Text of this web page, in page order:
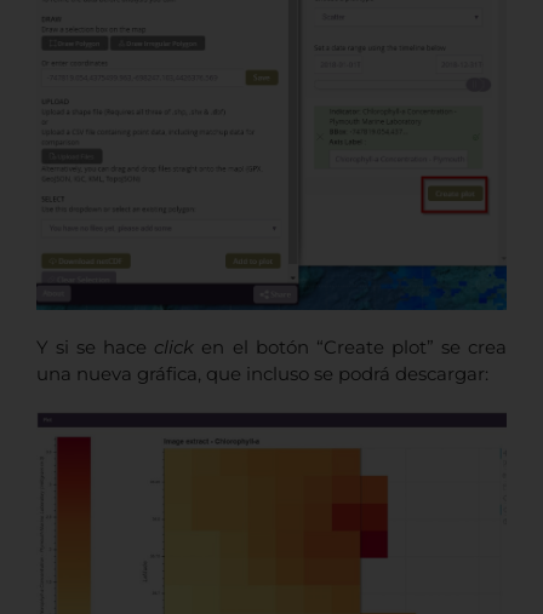
Y si se hace click en el botón “Create plot” se crea
una nueva gráfica, que incluso se podrá descargar: